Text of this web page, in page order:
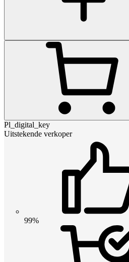
Pl_digital_key
Uitstekende verkoper
99%